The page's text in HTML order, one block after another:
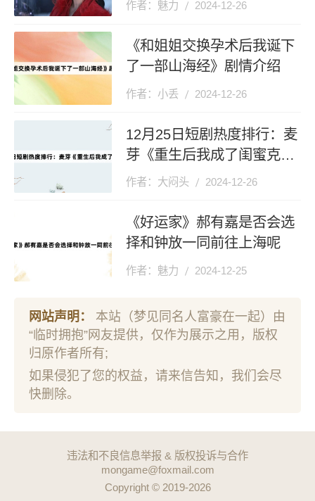
作者：魅力 2024-12-26
《和姐姐交换孕术后我诞下
了一部山海经》剧情介绍
作者：小丢 2024-12-26
12月25日短剧热度排行：麦
芽《重生后我成了闺蜜克
星》登顶第一
作者：大闷头 2024-12-26
《好运家》郝有嘉是否会选
择和钟放一同前往上海呢
作者：魅力 2024-12-25
网站声明：
本站（梦见同名人富豪在一起）由
“临时拥抱”网友提供，仅作为展示之用，版权
归原作者所有;
如果侵犯了您的权益，请来信告知，我们会尽
快删除。
违法和不良信息举报 & 版权投诉与合作
mongame@foxmail.com
Copyright © 2019-2026